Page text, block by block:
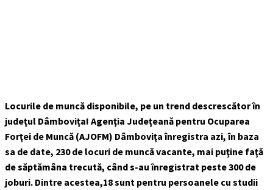
Locurile de muncă disponibile, pe un trend descrescător în
judeţul Dâmboviţa! Agenţia Judeţeană pentru Ocuparea
Forţei de Muncă (AJOFM) Dâmboviţa înregistra azi, în baza
sa de date, 230 de locuri de muncă vacante, mai puţine faţă
de săptămâna trecută, când s-au înregistrat peste 300 de
joburi. Dintre acestea,18 sunt pentru persoanele cu studii